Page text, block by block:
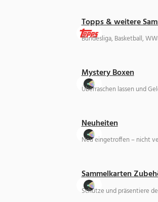
Topps & weitere
Bundesliga, Basketball,
Mystery Boxen
Überraschen lassen und
Neuheiten
Neu eingetroffen – nicht
Sammelkarten
Schütze und präsentiere